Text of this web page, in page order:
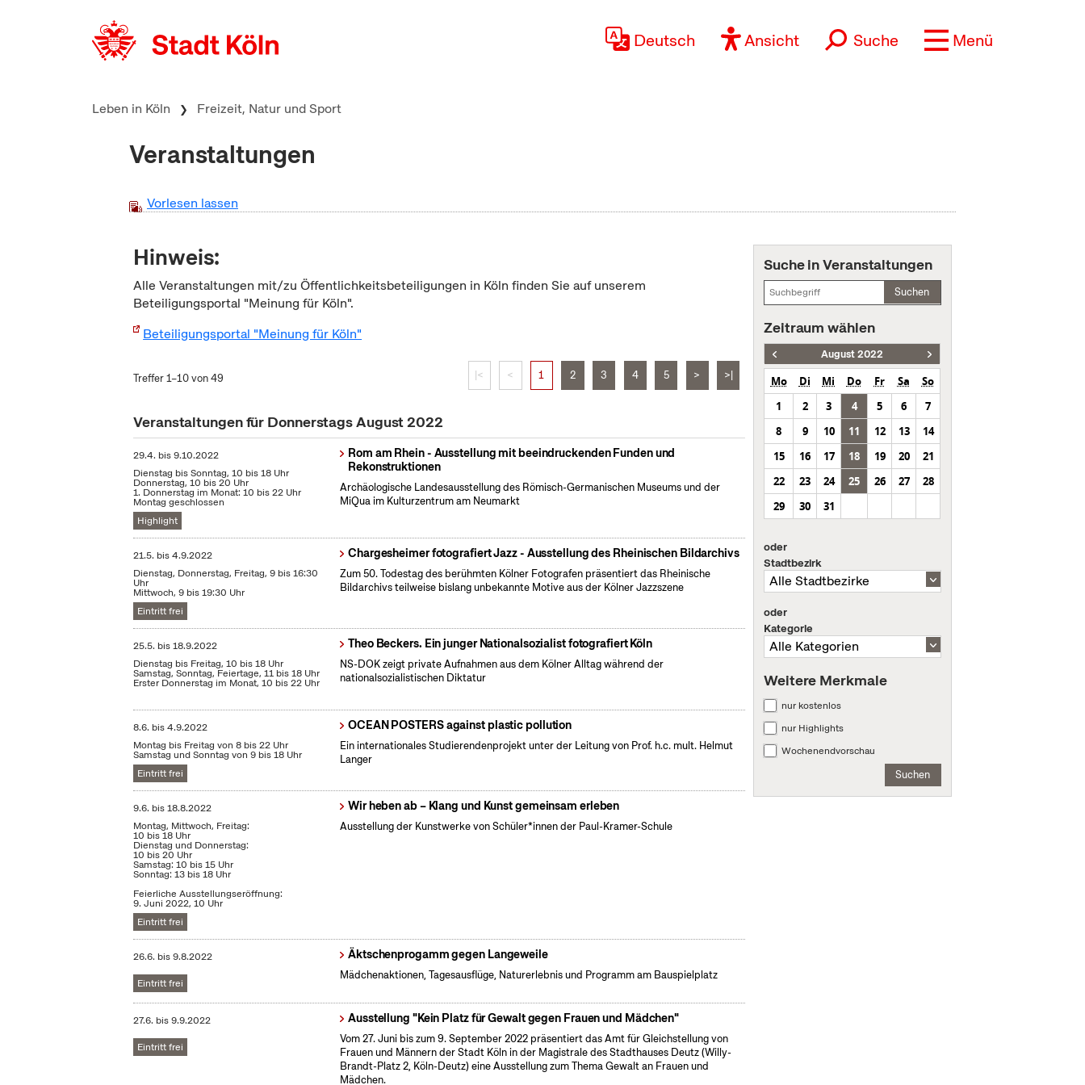
Deutsch Ansicht Suche Menü
Leben in Köln Freizeit, Natur und Sport
Veranstaltungen
Vorlesen lassen
Hinweis:
Alle Veranstaltungen mit/zu Öffentlichkeitsbeteiligungen in Köln finden Sie auf unserem
Beteiligungsportal "Meinung für Köln".
Beteiligungsportal "Meinung für Köln"
Treffer 1–10 von 49 |< < 1 2 3 4 5 > >|
Veranstaltungen für Donnerstags August 2022
29.4. bis9.10.2022
Dienstag bis Sonntag, 10 bis 18 Uhr
Donnerstag, 10 bis 20 Uhr
1. Donnerstag im Monat: 10 bis 22 Uhr
Montag geschlossen
Highlight
Rom am Rhein - Ausstellung mit beeindruckenden Funden und
Rekonstruktionen
Archäologische Landesausstellung des Römisch-Germanischen Museums und der
MiQua im Kulturzentrum am Neumarkt
21.5. bis4.9.2022
Dienstag, Donnerstag, Freitag, 9 bis 16:30
Uhr
Mittwoch, 9 bis 19:30 Uhr
Eintritt frei
Chargesheimer fotografiert Jazz - Ausstellung des Rheinischen Bildarchivs
Zum 50. Todestag des berühmten Kölner Fotografen präsentiert das Rheinische
Bildarchivs teilweise bislang unbekannte Motive aus der Kölner Jazzszene
25.5. bis18.9.2022
Dienstag bis Freitag, 10 bis 18 Uhr
Samstag, Sonntag, Feiertage, 11 bis 18 Uhr
Erster Donnerstag im Monat, 10 bis 22 Uhr
Theo Beckers. Ein junger Nationalsozialist fotografiert Köln
NS-DOK zeigt private Aufnahmen aus dem Kölner Alltag während der
nationalsozialistischen Diktatur
8.6. bis4.9.2022
Montag bis Freitag von 8 bis 22 Uhr
Samstag und Sonntag von 9 bis 18 Uhr
Eintritt frei
OCEAN POSTERS against plastic pollution
Ein internationales Studierendenprojekt unter der Leitung von Prof. h.c. mult. Helmut
Langer
9.6. bis18.8.2022
Montag, Mittwoch, Freitag:
10 bis 18 Uhr
Dienstag und Donnerstag:
10 bis 20 Uhr
Samstag: 10 bis 15 Uhr
Sonntag: 13 bis 18 Uhr
Feierliche Ausstellungseröffnung:
9. Juni 2022, 10 Uhr
Eintritt frei
Wir heben ab – Klang und Kunst gemeinsam erleben
Ausstellung der Kunstwerke von Schüler*innen der Paul-Kramer-Schule
26.6. bis9.8.2022
Eintritt frei
Äktschenprogamm gegen Langeweile
Mädchenaktionen, Tagesausflüge, Naturerlebnis und Programm am Bauspielplatz
27.6. bis9.9.2022
Eintritt frei
Ausstellung "Kein Platz für Gewalt gegen Frauen und Mädchen"
Vom 27. Juni bis zum 9. September 2022 präsentiert das Amt für Gleichstellung von
Frauen und Männern der Stadt Köln in der Magistrale des Stadthauses Deutz (Willy-
Brandt-Platz 2, Köln-Deutz) eine Ausstellung zum Thema Gewalt an Frauen und
Mädchen.
Suche in Veranstaltungen
Suchen
Zeitraum wählen
August 2022
Mo Di Mi Do Fr Sa
So
1
2 3 4 5 6
7
8
9 10 11 12 13
14
15
16 17 18 19 20
21
22
23 24 25 26 27
28
29
30 31
oder
Stadtbezirk
oder
Kategorie
Weitere Merkmale
nur kostenlos
nur Highlights
Wochenendvorschau
Suchen